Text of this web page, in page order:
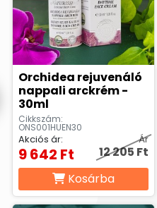
Orchidea rejuvenáló
nappali arckrém -
30ml
Cikkszám:
ONS001HUEN30
Akciós ár:
9 642 Ft
Ár
12 205 Ft
Kosárba